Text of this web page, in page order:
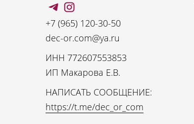
+7 (965) 120-30-50
dec-or.com@ya.ru
ИНН 772607553853
ИП Макарова Е.В.
НАПИСАТЬ СООБЩЕНИЕ:
https://t.me/dec_or_com